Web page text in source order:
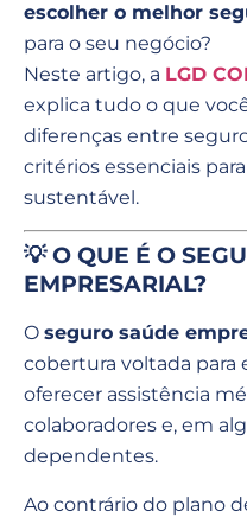
escolher o melhor
para o seu negócio?
Neste artigo, a LGD
explica tudo o que
diferenças entre
critérios essenciais
sustentável.
💡 O QUE É O
EMPRESARIAL?
O seguro saúde
cobertura voltada para
oferecer assistência
colaboradores e, em
dependentes.
Ao contrário do plano